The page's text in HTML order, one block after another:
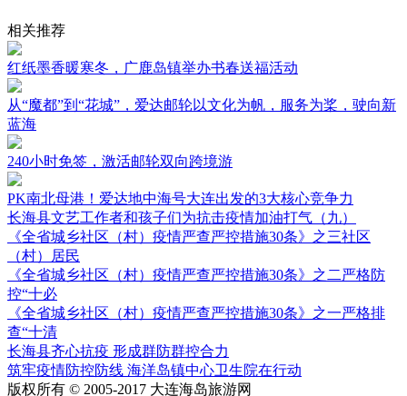
相关推荐
红纸墨香暖寒冬，广鹿岛镇举办书春送福活动
从“魔都”到“花城”，爱达邮轮以文化为帆，服务为桨，驶向新
蓝海
240小时免签，激活邮轮双向跨境游
PK南北母港！爱达地中海号大连出发的3大核心竞争力
长海县文艺工作者和孩子们为抗击疫情加油打气（九）
《全省城乡社区（村）疫情严查严控措施30条》之三社区
（村）居民
《全省城乡社区（村）疫情严查严控措施30条》之二严格防
控“十必
《全省城乡社区（村）疫情严查严控措施30条》之一严格排
查“十清
长海县齐心抗疫 形成群防群控合力
筑牢疫情防控防线 海洋岛镇中心卫生院在行动
版权所有 © 2005-2017 大连海岛旅游网